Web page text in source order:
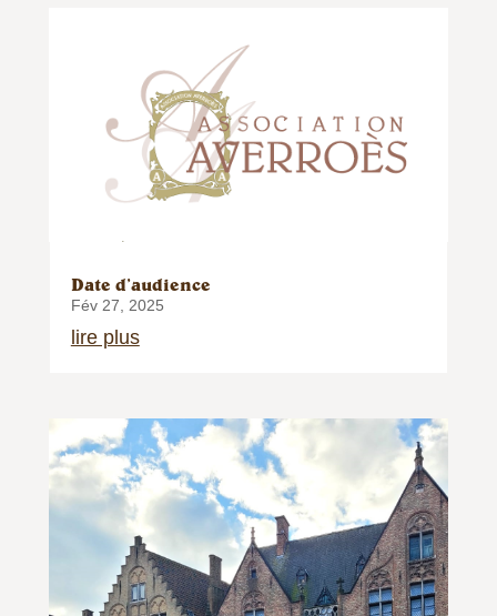
Date d’audience
Fév 27, 2025
lire plus